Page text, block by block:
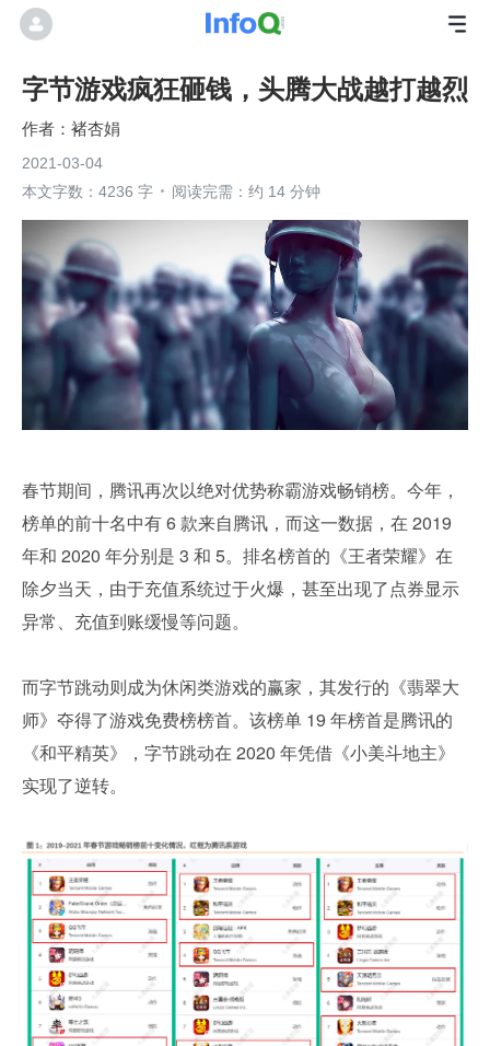
字节游戏疯狂砸钱，头腾大战越打越烈
褚杏娟
2021-03-04
本文字数：4236 字
阅读完需：约 14 分钟
春节期间，腾讯再次以绝对优势称霸游戏畅销榜。今年，
榜单的前十名中有 6 款来自腾讯，而这一数据，在 2019
年和 2020 年分别是 3 和 5。排名榜首的《王者荣耀》在
除夕当天，由于充值系统过于火爆，甚至出现了点券显示
异常、充值到账缓慢等问题。
而字节跳动则成为休闲类游戏的赢家，其发行的《翡翠大
师》夺得了游戏免费榜榜首。该榜单 19 年榜首是腾讯的
《和平精英》，字节跳动在 2020 年凭借《小美斗地主》
实现了逆转。